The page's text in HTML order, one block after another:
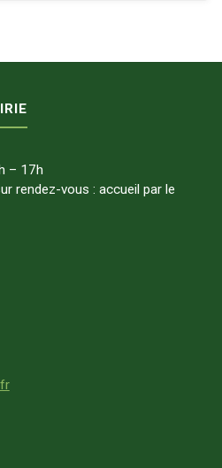
– 17h
rendez-vous : accueil par le